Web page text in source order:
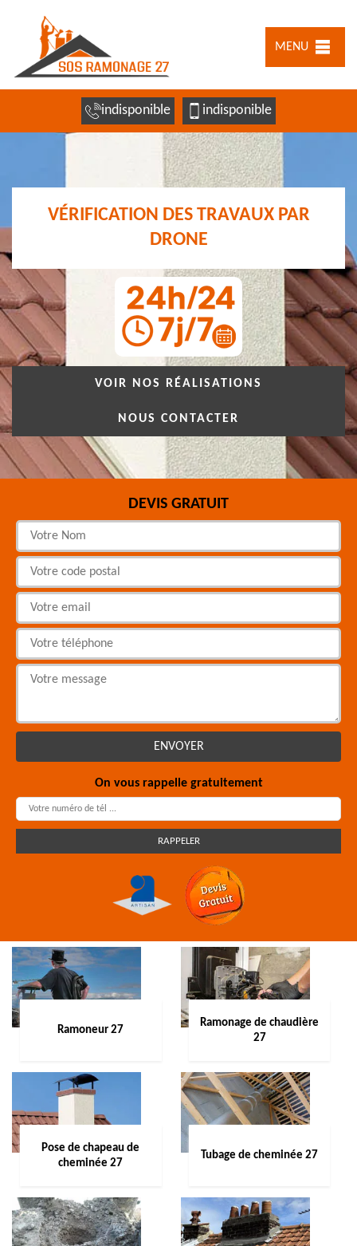
MENU
indisponible indisponible
VÉRIFICATION DES TRAVAUX PAR
DRONE
VOIR NOS RÉALISATIONS
NOUS CONTACTER
DEVIS GRATUIT
On vous rappelle gratuitement
Ramoneur 27
Ramonage de chaudière
27
Pose de chapeau de
cheminée 27
Tubage de cheminée 27